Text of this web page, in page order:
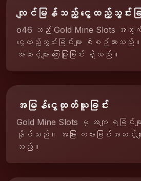
လျင်မြန်သည့် ငွေထည့်သွင်းခြ
o46 သည် Gold Mine Slots အ
ငွေထည့်သွင်းခြင်းများ စီစဉ်ထားသည်။ အ
အဆင့်များ ကြေးမြုံးခြင်း ရှိသည်။
အမြန်ငွေထုတ်ယူခြင်း
Gold Mine Slots မှ အကျ ရခြင်း
နိုင်သည်။ အခြား ကစားခြင်းအဆင့်များ က
သည်။